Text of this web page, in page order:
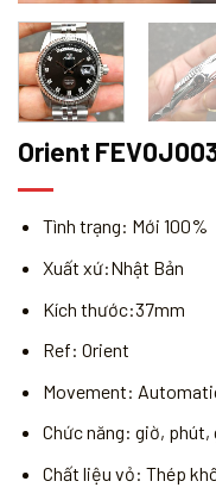
Orient
Tình trạng: Mới 100%
Xuất xứ:Nhật Bản
Kích thước:37mm
Ref: Orient
Movement:
Chức năng: giờ, phút,
Chất liệu vỏ: Thép